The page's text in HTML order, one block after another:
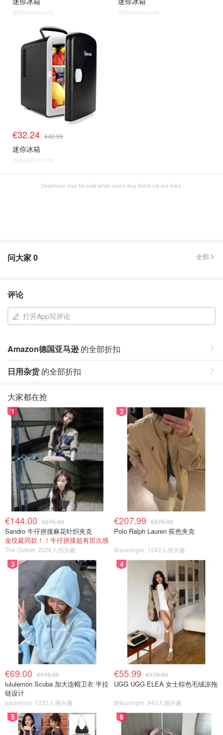
@dealmoon.de @dealmoon.de
€32.24 €42.99
迷你冰箱
@dealmoon.de
Dealmoon may be paid when users buy items via our links.
问大家0 全部
评论
打开App写评论
Amazon德国亚马逊的全部折扣
日用杂货的全部折扣
大家都在抢
1
€144.00 €275.00
Sandro 牛仔拼接麻花针织夹克
金玟庭同款！！牛仔拼接超有层次感
The Outnet 2026人感兴趣
2
€207.99 €375.00
Polo Ralph Lauren 驼色夹克
Breuninger 1242人感兴趣
3
€69.00 €118.00
lululemon Scuba 加大连帽卫衣 半拉
链设计
lululemon 1232人感兴趣
4
€55.99 €139.99
UGG UGG ELEA 女士棕色毛绒凉拖
Breuninger 940人感兴趣
5 6